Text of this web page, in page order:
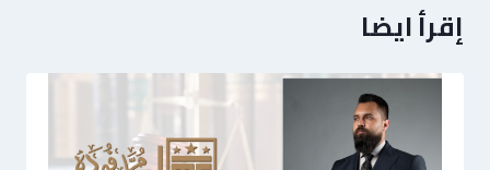
إقرأ ايضا